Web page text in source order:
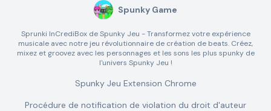
Spunky Game
Sprunki InCrediBox de Spunky Jeu - Transformez votre expérience
musicale avec notre jeu révolutionnaire de création de beats. Créez,
mixez et groovez avec les personnages et les sons les plus spunky de
l'univers Spunky Jeu !
Spunky Jeu Extension Chrome
Procédure de notification de violation du droit d'auteur